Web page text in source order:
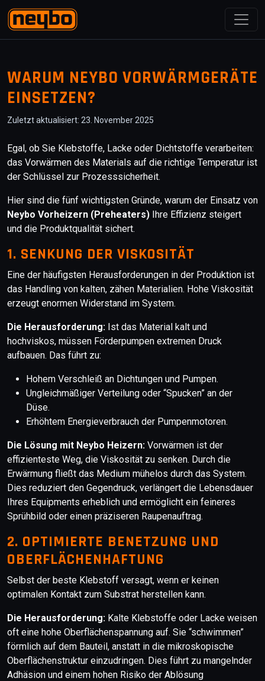
WARUM NEYBO VORWÄRMGERÄTE
EINSETZEN?
Zuletzt aktualisiert: 23. November 2025
Egal, ob Sie Klebstoffe, Lacke oder Dichtstoffe verarbeiten:
das Vorwärmen des Materials auf die richtige Temperatur ist
der Schlüssel zur Prozesssicherheit.
Hier sind die fünf wichtigsten Gründe, warum der Einsatz von
Neybo Vorheizern (Preheaters) Ihre Effizienz steigert
und die Produktqualität sichert.
1. SENKUNG DER VISKOSITÄT
Eine der häufigsten Herausforderungen in der Produktion ist
das Handling von kalten, zähen Materialien. Hohe Viskosität
erzeugt enormen Widerstand im System.
Die Herausforderung: Ist das Material kalt und
hochviskos, müssen Förderpumpen extremen Druck
aufbauen. Das führt zu:
Hohem Verschleiß an Dichtungen und Pumpen.
Ungleichmäßiger Verteilung oder “Spucken” an der
Düse.
Erhöhtem Energieverbrauch der Pumpenmotoren.
Die Lösung mit Neybo Heizern: Vorwärmen ist der
effizienteste Weg, die Viskosität zu senken. Durch die
Erwärmung fließt das Medium mühelos durch das System.
Dies reduziert den Gegendruck, verlängert die Lebensdauer
Ihres Equipments erheblich und ermöglicht ein feineres
Sprühbild oder einen präziseren Raupenauftrag.
2. OPTIMIERTE BENETZUNG UND
OBERFLÄCHENHAFTUNG
Selbst der beste Klebstoff versagt, wenn er keinen
optimalen Kontakt zum Substrat herstellen kann.
Die Herausforderung: Kalte Klebstoffe oder Lacke weisen
oft eine hohe Oberflächenspannung auf. Sie “schwimmen”
förmlich auf dem Bauteil, anstatt in die mikroskopische
Oberflächenstruktur einzudringen. Dies führt zu mangelnder
Adhäsion und einem hohen Risiko der Ablösung